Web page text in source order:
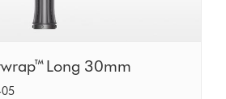
Long 30mm
05